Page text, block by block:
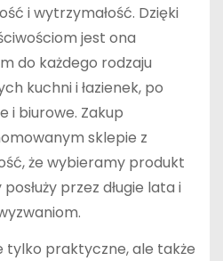
i wytrzymałość. Dzięki
jest ona
do każdego rodzaju
kuchni i łazienek, po
i biurowe. Zakup
sklepie z
że wybieramy produkt
przez długie lata i
tylko praktyczne, ale także